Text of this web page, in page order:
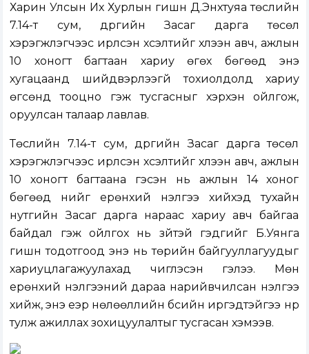
Харин Улсын Их Хурлын гишүүн Д.Энхтуяа төслийн
7.14-т сум, дүүргийн Засаг дарга төсөл
хэрэгжүүлэгчээс ирүүлсэн хүсэлтийг хүлээн авч, ажлын
10 хоногт багтаан хариу өгөх бөгөөд энэ
хугацаанд шийдвэрлээгүй тохиолдолд хариу
өгсөнд тооцно гэж тусгасныг хэрхэн ойлгож,
оруулсан талаар лавлав.
Төслийн 7.14-т сум, дүүргийн Засаг дарга төсөл
хэрэгжүүлэгчээс ирүүлсэн хүсэлтийг хүлээн авч, ажлын
10 хоногт багтаана гэсэн нь ажлын 14 хоног
бөгөөд үүнийг ерөнхий үнэлгээ хийхэд тухайн
нутгийн Засаг дарга нараас хариу авч байгаа
байдал гэж ойлгох нь зүйтэй гэдгийг Б.Уянга
гишүүн тодотгоод энэ нь төрийн байгууллагуудыг
хариуцлагажуулахад чиглэсэн гэлээ. Мөн
ерөнхий үнэлгээний дараа нарийвчилсан үнэлгээ
хийж, энэ үеэр нөлөөллийн бүсийн иргэдтэйгээ нүүр
тулж ажиллах зохицуулалтыг тусгасан хэмээв.